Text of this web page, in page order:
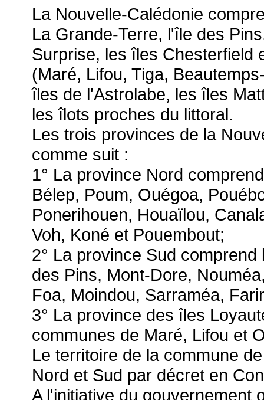
La Nouvelle-Calédonie
La Grande-Terre, l'île des
Surprise, les îles Chesterfield
(Maré, Lifou, Tiga,
îles de l'Astrolabe, les îles
les îlots proches du littoral.
Les trois provinces de la
comme suit :
1° La province Nord
Bélep, Poum, Ouégoa,
Ponerihouen, Houaïlou,
Voh, Koné et Pouembout;
2° La province Sud
des Pins, Mont-Dore,
Foa, Moindou, Sarraméa,
3° La province des îles
communes de Maré, Lifou et
Le territoire de la commune
Nord et Sud par décret en
A l'initiative du gouvernement